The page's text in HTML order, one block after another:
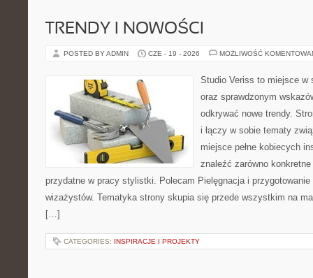
TRENDY I NOWOŚCI
POSTED BY ADMIN CZE - 19 - 2026 MOŻLIWOŚĆ
Studio Veriss to miejsce w
oraz sprawdzonym
odkrywać nowe trendy.
i łączy w sobie tematy
miejsce pełne kobiecych
znaleźć zarówno
przydatne w pracy stylistki. Polecam Pielęgnacja i
wizażystów. Tematyka strony skupia się przede wszystkim na
[…]
CATEGORIES: INSPIRACJE I PROJEKTY